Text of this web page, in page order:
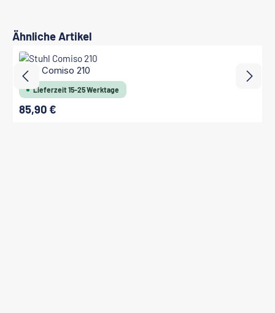
Produktgalerie überspringen
Ähnliche Artikel
Stuhl Comiso 210
Lieferzeit 15-25 Werktage
Regulärer Preis:
85,90 €